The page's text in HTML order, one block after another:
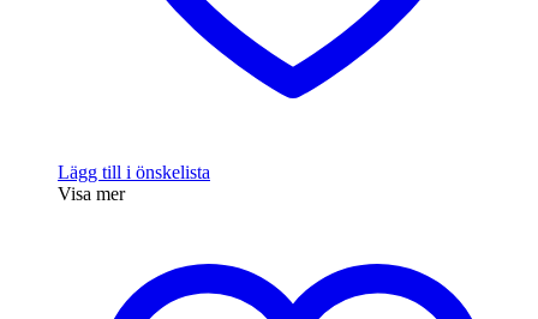
Lägg till i önskelista
Visa mer